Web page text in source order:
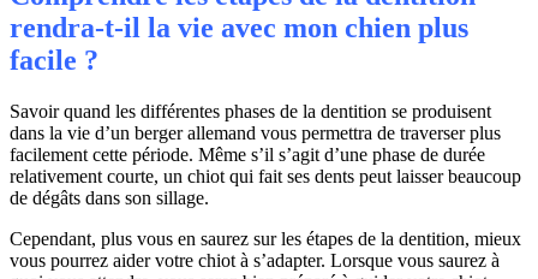
rendra-t-il la vie avec mon chien plus
facile ?
Savoir quand les différentes phases de la dentition se produisent
dans la vie d’un berger allemand vous permettra de traverser plus
facilement cette période. Même s’il s’agit d’une phase de durée
relativement courte, un chiot qui fait ses dents peut laisser beaucoup
de dégâts dans son sillage.
Cependant, plus vous en saurez sur les étapes de la dentition, mieux
vous pourrez aider votre chiot à s’adapter. Lorsque vous saurez à